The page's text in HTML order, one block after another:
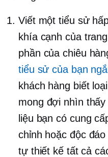
Viết một tiểu sử
khía cạnh của
phần của chiêu
tiểu sử của bạn
khách hàng biết
mong đợi nhìn
liệu bạn có cung
chỉnh hoặc độc
tự thiết kế tất cả